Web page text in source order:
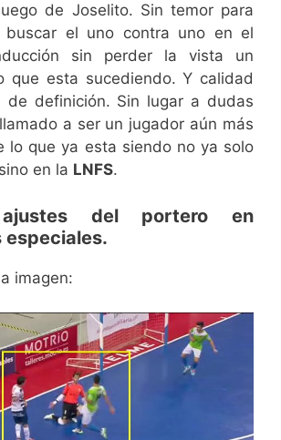
de Joselito. Sin temor para
el uno contra uno en el
sin perder la vista un
que esta sucediendo. Y calidad
de definición. Sin lugar a dudas
a ser un jugador aún más
lo que ya esta siendo no ya solo
en la LNFS.
del portero en
especiales.
imagen: